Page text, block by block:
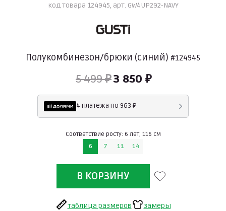
код товара 124945, арт. GW4UP292-NAVY
Полукомбинезон/брюки (синий) #124945
5 499 ₽3 850 ₽
4 платежа по 963 ₽
Соответствие росту: 6 лет, 116 см
6
7 11 14
таблица размеров замеры